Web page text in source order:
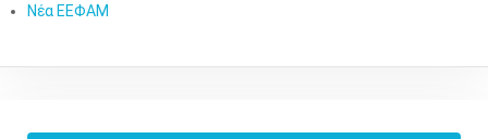
Νέα ΕΕΦΑΜ